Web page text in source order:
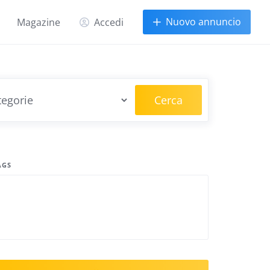
Magazine Accedi Nuovo annuncio
Cerca